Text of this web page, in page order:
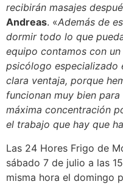
recibirán masajes
Andreas. «Además de
dormir todo lo que
equipo contamos con
psicólogo especializado
clara ventaja, porque
funcionan muy bien
máxima concentración
el trabajo que hay que
Las 24 Hores Frigo de
sábado 7 de julio a las
misma hora el domingo